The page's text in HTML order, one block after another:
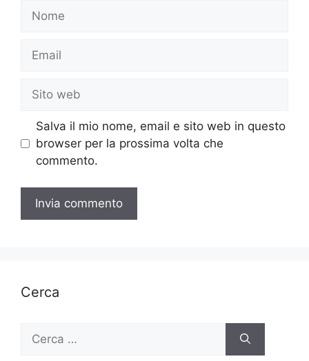
Nome
Email
Sito
web
Salva il mio nome, email e sito web in questo
browser per la prossima volta che
commento.
Cerca
per: